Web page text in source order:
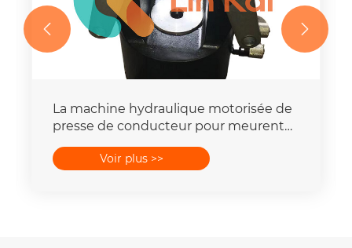
La machine hydraulique motorisée de
presse de conducteur pour meurent
400mm2 de 25T-300T
Voir plus >>
 